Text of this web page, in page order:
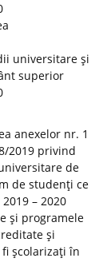
universitare şi
superior
anexelor nr. 1
2019 privind
de
de studenţi ce
– 2020
şi programele
şi
şcolarizaţi în